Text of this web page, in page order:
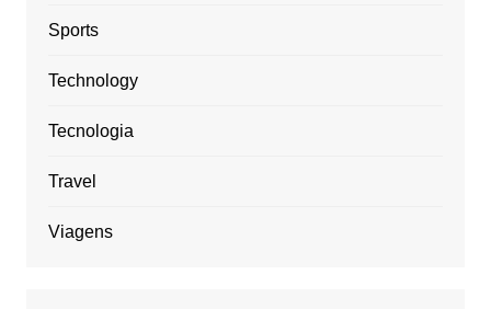
Sports
Technology
Tecnologia
Travel
Viagens